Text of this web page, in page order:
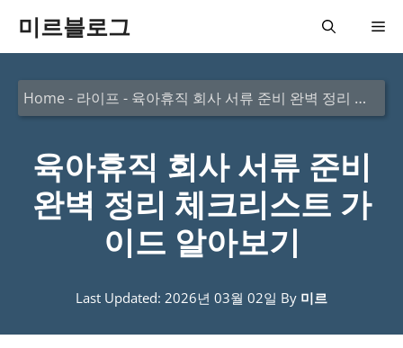
미르블로그 메
뉴
Home - 라이프 - 육아휴직 회사 서류 준비 완벽 정리 체크리스트 가이드 알아보기
육아휴직 회사 서류 준비
완벽 정리 체크리스트 가
이드 알아보기
Last Updated: 2026년 03월 02일 By 미르